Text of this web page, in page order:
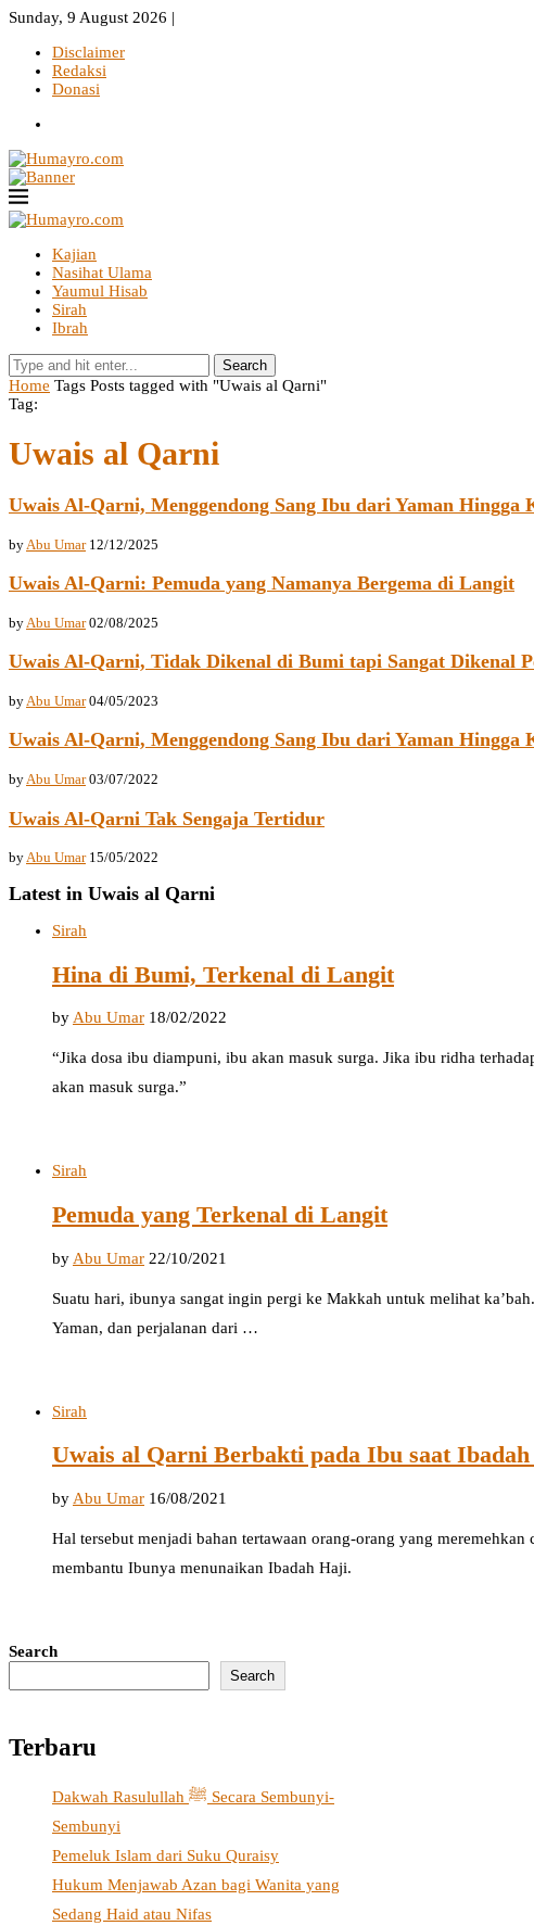
Sunday, 9 August 2026 |
Disclaimer
Redaksi
Donasi
Kajian
Nasihat Ulama
Yaumul Hisab
Sirah
Ibrah
Search
Home Tags Posts tagged with "Uwais al Qarni"
Tag:
Uwais al Qarni
Uwais Al-Qarni, Menggendong Sang Ibu dari Yaman Hingga
by Abu Umar 12/12/2025
Uwais Al-Qarni: Pemuda yang Namanya Bergema di Langit
by Abu Umar 02/08/2025
Uwais Al-Qarni, Tidak Dikenal di Bumi tapi Sangat Dikenal
by Abu Umar 04/05/2023
Uwais Al-Qarni, Menggendong Sang Ibu dari Yaman Hingga
byAbu Umar 03/07/2022
Uwais Al-Qarni Tak Sengaja Tertidur
byAbu Umar 15/05/2022
Latest in Uwais al Qarni
Sirah
Hina di Bumi, Terkenal di Langit
byAbu Umar 18/02/2022
“Jika dosa ibu diampuni, ibu akan masuk surga. Jika ibu ridha
akan masuk surga.”
Sirah
Pemuda yang Terkenal di Langit
by Abu Umar 22/10/2021
Suatu hari, ibunya sangat ingin pergi ke Makkah untuk melihat
Yaman, dan perjalanan dari …
Sirah
Uwais al Qarni Berbakti pada Ibu saat
by Abu Umar 16/08/2021
Hal tersebut menjadi bahan tertawaan orang-orang yang meremehkan
membantu Ibunya menunaikan Ibadah Haji.
Search
Search
Terbaru
Dakwah Rasulullah ﷺ Secara Sembunyi-
Sembunyi
Pemeluk Islam dari Suku Quraisy
Hukum Menjawab Azan bagi Wanita yang
Sedang Haid atau Nifas